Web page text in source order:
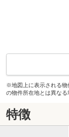
※地図上に表示される物
の物件所在地とは異なる
特徴